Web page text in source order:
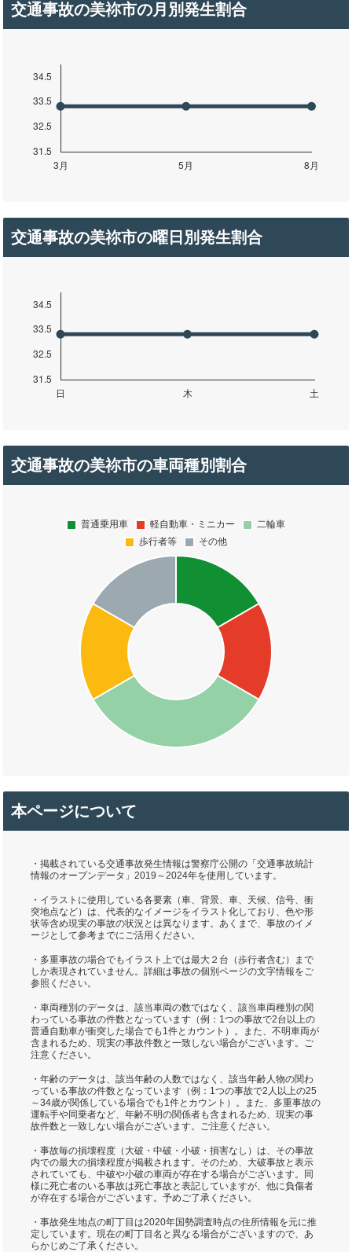
交通事故の美祢市の月別発生割合
交通事故の美祢市の曜日別発生割合
交通事故の美祢市の車両種別割合
本ページについて
・掲載されている交通事故発生情報は警察庁公開の「交通事故統計
情報のオープンデータ」2019～2024年を使用しています。
・イラストに使用している各要素（車、背景、車、天候、信号、衝
突地点など）は、代表的なイメージをイラスト化しており、色や形
状等含め現実の事故の状況とは異なります。あくまで、事故のイメ
ージとして参考までにご活用ください。
・多重事故の場合でもイラスト上では最大２台（歩行者含む）まで
しか表現されていません。詳細は事故の個別ページの文字情報をご
参照ください。
・車両種別のデータは、該当車両の数ではなく、該当車両種別の関
わっている事故の件数となっています（例：1つの事故で2台以上の
普通自動車が衝突した場合でも1件とカウント）。また、不明車両が
含まれるため、現実の事故件数と一致しない場合がございます。ご
注意ください。
・年齢のデータは、該当年齢の人数ではなく、該当年齢人物の関わ
っている事故の件数となっています（例：1つの事故で2人以上の25
～34歳が関係している場合でも1件とカウント）。また、多重事故の
運転手や同乗者など、年齢不明の関係者も含まれるため、現実の事
故件数と一致しない場合がございます。ご注意ください。
・事故毎の損壊程度（大破・中破・小破・損害なし）は、その事故
内での最大の損壊程度が掲載されます。そのため、大破事故と表示
されていても、中破や小破の車両が存在する場合がございます。同
様に死亡者のいる事故は死亡事故と表記していますが、他に負傷者
が存在する場合がございます。予めご了承ください。
・事故発生地点の町丁目は2020年国勢調査時点の住所情報を元に推
定しています。現在の町丁目名と異なる場合がございますので、あ
らかじめご了承ください。